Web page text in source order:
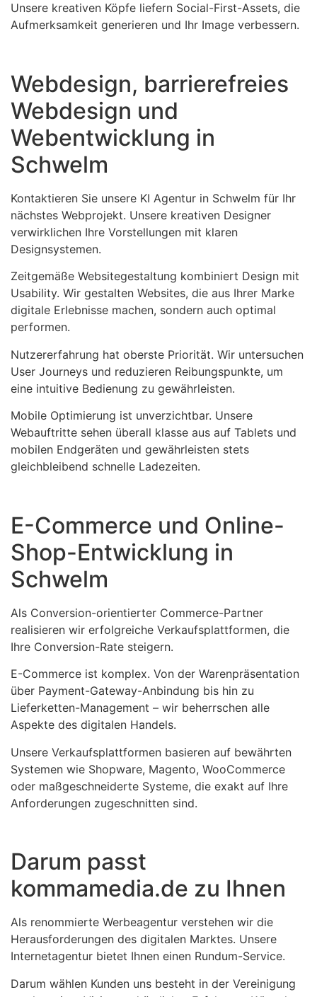
Unsere kreativen Köpfe liefern Social-First-Assets, die
Aufmerksamkeit generieren und Ihr Image verbessern.
Webdesign, barrierefreies
Webdesign und
Webentwicklung in
Schwelm
Kontaktieren Sie unsere KI Agentur in Schwelm für Ihr
nächstes Webprojekt. Unsere kreativen Designer
verwirklichen Ihre Vorstellungen mit klaren
Designsystemen.
Zeitgemäße Websitegestaltung kombiniert Design mit
Usability. Wir gestalten Websites, die aus Ihrer Marke
digitale Erlebnisse machen, sondern auch optimal
performen.
Nutzererfahrung hat oberste Priorität. Wir untersuchen
User Journeys und reduzieren Reibungspunkte, um
eine intuitive Bedienung zu gewährleisten.
Mobile Optimierung ist unverzichtbar. Unsere
Webauftritte sehen überall klasse aus auf Tablets und
mobilen Endgeräten und gewährleisten stets
gleichbleibend schnelle Ladezeiten.
E-Commerce und Online-
Shop-Entwicklung in
Schwelm
Als Conversion-orientierter Commerce-Partner
realisieren wir erfolgreiche Verkaufsplattformen, die
Ihre Conversion-Rate steigern.
E-Commerce ist komplex. Von der Warenpräsentation
über Payment-Gateway-Anbindung bis hin zu
Lieferketten-Management – wir beherrschen alle
Aspekte des digitalen Handels.
Unsere Verkaufsplattformen basieren auf bewährten
Systemen wie Shopware, Magento, WooCommerce
oder maßgeschneiderte Systeme, die exakt auf Ihre
Anforderungen zugeschnitten sind.
Darum passt
kommamedia.de zu Ihnen
Als renommierte Werbeagentur verstehen wir die
Herausforderungen des digitalen Marktes. Unsere
Internetagentur bietet Ihnen einen Rundum-Service.
Darum wählen Kunden uns besteht in der Vereinigung